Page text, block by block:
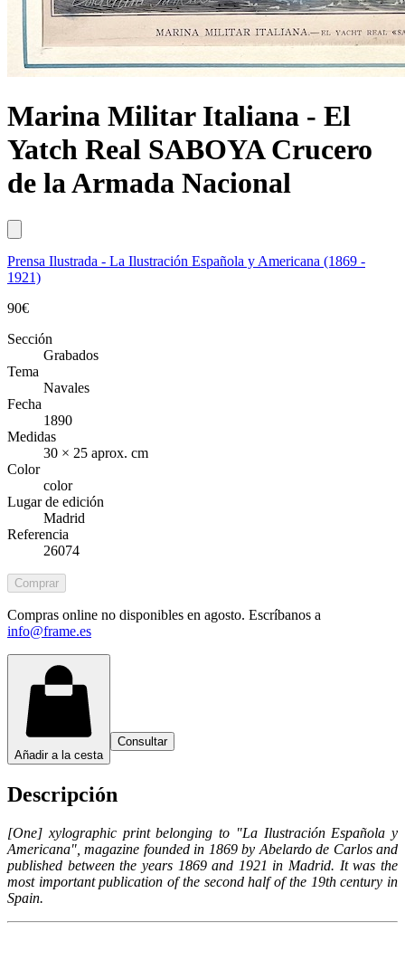
Marina Militar Italiana - El
Yatch Real SABOYA Crucero
de la Armada Nacional
Prensa Ilustrada - La Ilustración Española y Americana (1869 -
1921)
90€
Sección
Grabados
Tema
Navales
Fecha
1890
Medidas
30 × 25 aprox. cm
Color
color
Lugar de edición
Madrid
Referencia
26074
Comprar
Compras online no disponibles en agosto. Escríbanos a
info@frame.es
Añadir a la cesta
Consultar
Descripción
[One] xylographic print belonging to "La Ilustración Española y
Americana", magazine founded in 1869 by Abelardo de Carlos and
published between the years 1869 and 1921 in Madrid. It was the
most important publication of the second half of the 19th century in
Spain.